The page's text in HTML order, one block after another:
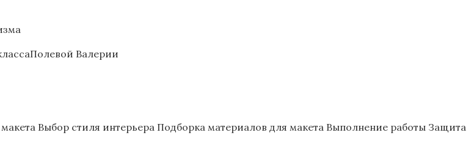
Валерии
Выбор стиля интерьера Подборка материалов для макета Выполнение работы Защита